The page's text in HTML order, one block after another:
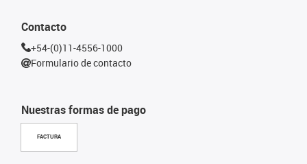
Nuestras formas de pago
FACTURA
Contacto
+54-(0)11-4556-1000
Formulario de contacto